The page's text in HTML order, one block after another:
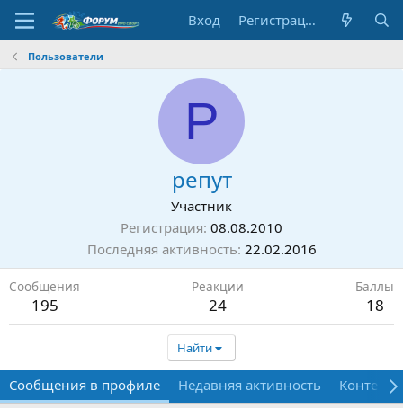
Вход Регистрация
Пользователи
Р
репут
Участник
Регистрация 08.08.2010
Последняя активность 22.02.2016
Сообщения
195
Реакции
24
Баллы
18
Найти
Сообщения в профиле Недавняя активность Контент